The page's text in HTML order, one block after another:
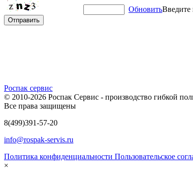
ОбновитьВведите
Роспак сервис
© 2010-2026 Роспак Сервис - производство гибкой
Все права защищены
8(499)391-57-20
info@rospak-servis.ru
Политика конфиденциальности Пользовательское
×